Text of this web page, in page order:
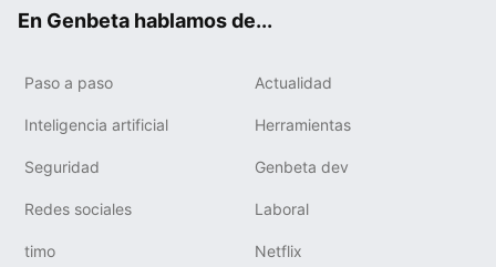
En Genbeta hablamos de...
Paso a paso Actualidad
Inteligencia artificial Herramientas
Seguridad Genbeta dev
Redes sociales Laboral
timo Netflix